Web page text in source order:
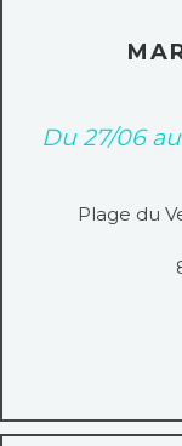
Du 27/06
Plage du